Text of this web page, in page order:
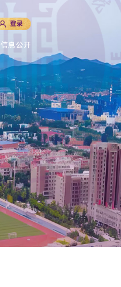
登录
信息公开